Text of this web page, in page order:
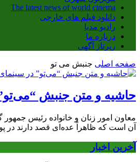
The latest news of world cinema
دانلود فیلم های خارجی
رادیو مدیا
درباره ما
رپرتاژ آگهی
صفحه اصلی جنبش می تو
حاشیه و متن جنبش
معاون امور زنان و خانواده رئیس
آن است که ظاهراً عده‌ای قصد دارند در
آخرین اخبار